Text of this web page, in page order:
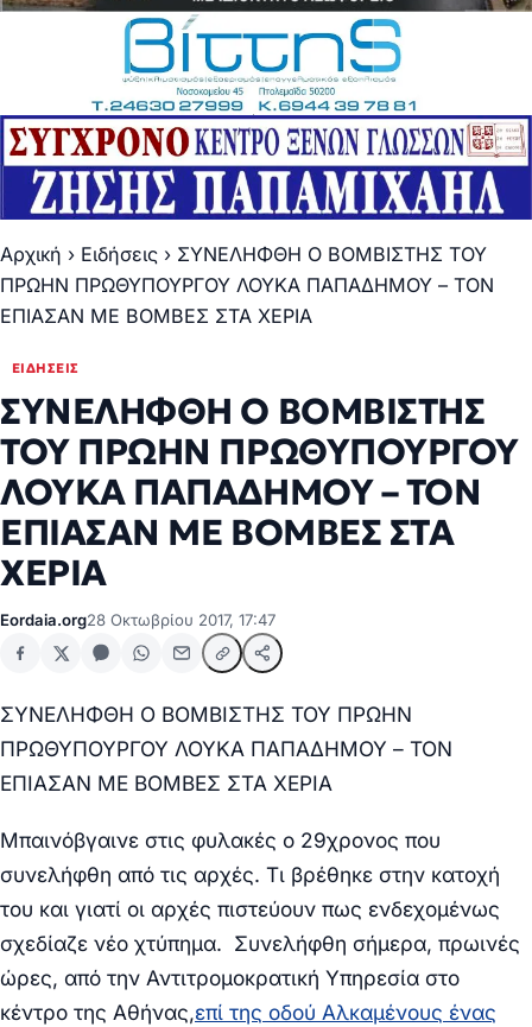
Αρχική › Ειδήσεις › ΣΥΝΕΛΗΦΘΗ Ο ΒΟΜΒΙΣΤΗΣ ΤΟΥ
ΠΡΩΗΝ ΠΡΩΘΥΠΟΥΡΓΟΥ ΛΟΥΚΑ ΠΑΠΑΔΗΜΟΥ – ΤΟΝ
ΕΠΙΑΣΑΝ ΜΕ ΒΟΜΒΕΣ ΣΤΑ ΧΕΡΙΑ
ΕΙΔΉΣΕΙΣ
ΣΥΝΕΛΗΦΘΗ Ο ΒΟΜΒΙΣΤΗΣ
ΤΟΥ ΠΡΩΗΝ ΠΡΩΘΥΠΟΥΡΓΟΥ
ΛΟΥΚΑ ΠΑΠΑΔΗΜΟΥ – ΤΟΝ
ΕΠΙΑΣΑΝ ΜΕ ΒΟΜΒΕΣ ΣΤΑ
ΧΕΡΙΑ
Eordaia.org28 Οκτωβρίου 2017, 17:47
ΣΥΝΕΛΗΦΘΗ Ο ΒΟΜΒΙΣΤΗΣ ΤΟΥ ΠΡΩΗΝ
ΠΡΩΘΥΠΟΥΡΓΟΥ ΛΟΥΚΑ ΠΑΠΑΔΗΜΟΥ – ΤΟΝ
ΕΠΙΑΣΑΝ ΜΕ ΒΟΜΒΕΣ ΣΤΑ ΧΕΡΙΑ
Μπαινόβγαινε στις φυλακές ο 29χρονος που
συνελήφθη από τις αρχές. Τι βρέθηκε στην κατοχή
του και γιατί οι αρχές πιστεύουν πως ενδεχομένως
σχεδίαζε νέο χτύπημα. Συνελήφθη σήμερα, πρωινές
ώρες, από την Αντιτρομοκρατική Υπηρεσία στο
κέντρο της Αθήνας,επί της οδού Αλκαμένους ένας